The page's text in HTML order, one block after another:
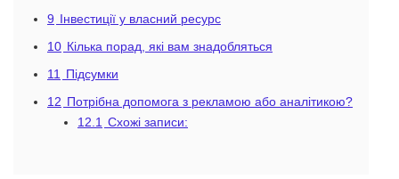
9 Інвестиції у власний ресурс
10 Кілька порад, які вам знадобляться
11 Підсумки
12 Потрібна допомога з рекламою або аналітикою?
12.1
Схожі записи: